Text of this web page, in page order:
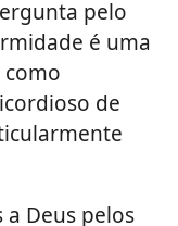
pelo
é uma
de
Deus pelos